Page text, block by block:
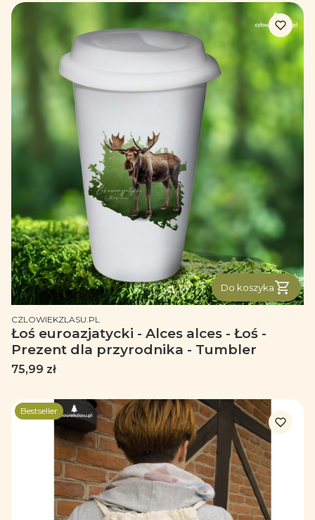
Do koszyka
PRODUCENT
CZLOWIEKZLASU.PL
Łoś euroazjatycki - Alces alces - Łoś -
Prezent dla przyrodnika - Tumbler
Cena
75,99 zł
Bestseller